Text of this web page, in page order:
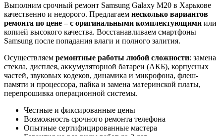
Выполним срочный ремонт Samsung Galaxy M20 в Харькове
качественно и недорого. Предлагаем несколько вариантов
ремонта по цене – с оригинальными комплектующими или
копией высокого качества. Восстанавливаем смартфоны
Samsung после попадания влаги и полного залития.
Осуществляем ремонтные работы любой сложности: замена
стекла, дисплея, аккумуляторной батареи (АКБ), корпусных
частей, звуковых кодеков, динамика и микрофона, флеш-
памяти и процессора, пайка и замена материнской платы,
перепрошивка операционной системы.
Честные и фиксированные цены
Возможность срочного ремонта телефона
Опытные сертифицированные мастера